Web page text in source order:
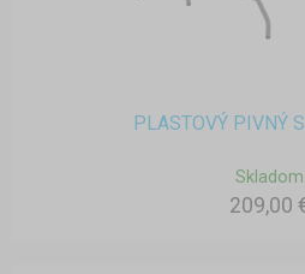
PLASTOVÝ PIVNÝ
Skladom
209,00